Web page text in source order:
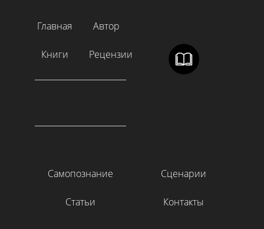
Главная Автор
Книги Рецензии
Самопознание Сценарии
Статьи Контакты